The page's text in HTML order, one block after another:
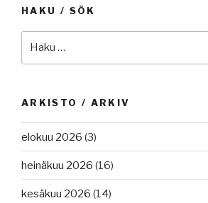
HAKU / SÖK
ARKISTO / ARKIV
elokuu 2026 (3)
heinäkuu 2026 (16)
kesäkuu 2026 (14)